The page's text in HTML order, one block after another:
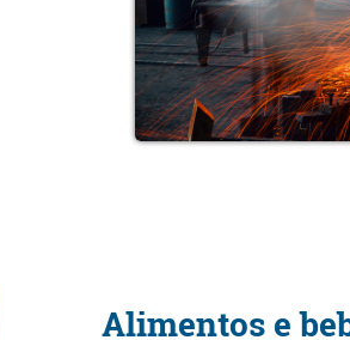
Alimentos e